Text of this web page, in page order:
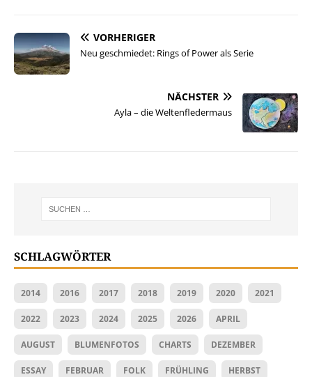
VORHERIGER
Neu geschmiedet: Rings of Power als Serie
NÄCHSTER
Ayla – die Weltenfledermaus
SCHLAGWÖRTER
2014 2016 2017 2018 2019 2020 2021
2022 2023 2024 2025 2026 APRIL
AUGUST BLUMENFOTOS CHARTS DEZEMBER
ESSAY FEBRUAR FOLK FRÜHLING HERBST